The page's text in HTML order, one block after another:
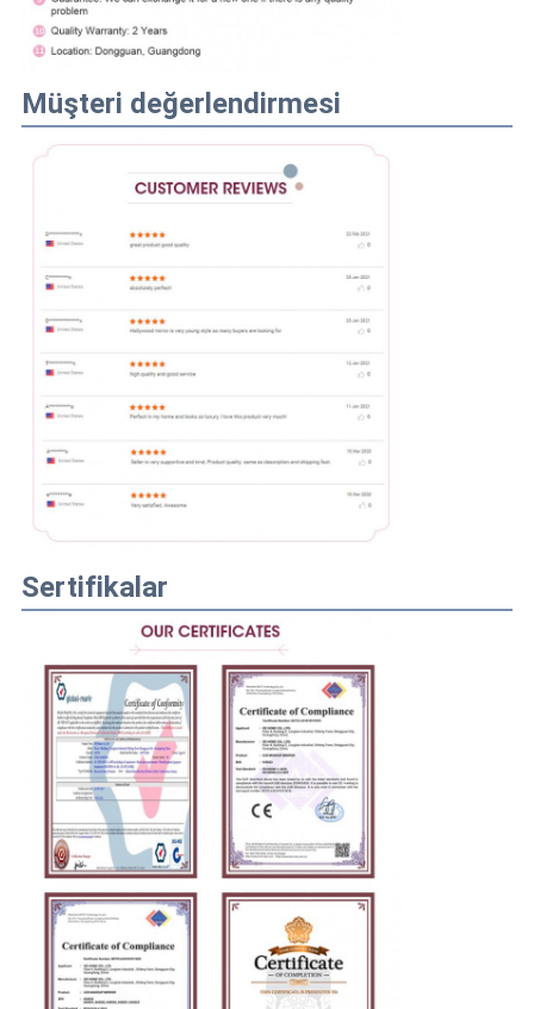
Müşteri değerlendirmesi
Sertifikalar